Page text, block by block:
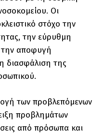
Οι
στόχο την
την εύρυθμη
την αποφυγή
διασφάλιση της
των προβλεπόμενων
προβλημάτων
από πρόσωπα και